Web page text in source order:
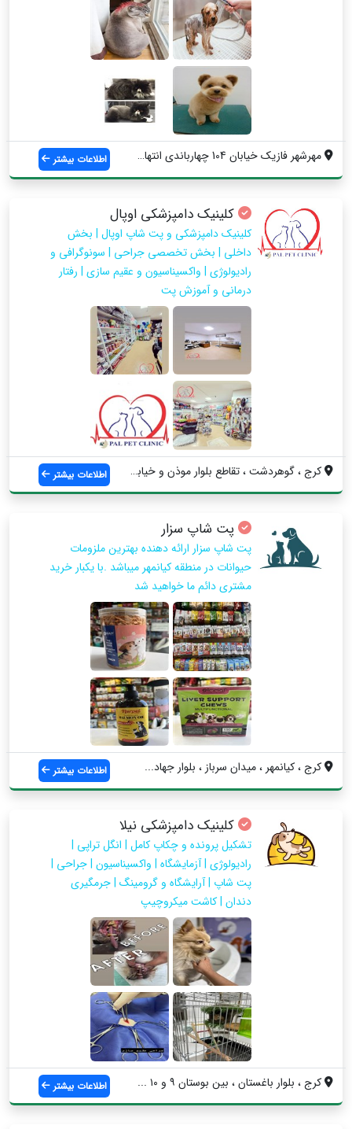
مهرشهر فازیک خیابان 104 چهارباندی انتهای... اطلاعات بیشتر
كلينيك دامپزشكي اوپال
كلينيك دامپزشكی و پت شاپ اوپال | بخش
داخلی | بخش تخصصی جراحی | سونوگرافی و
رادیولوژی | واكسيناسيون و عقیم سازی | رفتار
درمانی و آموزش پت
کرج ، گوهردشت ، تقاطع بلوار موذن و خيابا... اطلاعات بیشتر
پت شاپ سزار
پت شاپ سزار ارائه دهنده بهترین ملزومات
حیوانات در منطقه کیانمهر میباشد .با یکبار خرید
مشتری دائم ما خواهید شد
کرج ، کیانمهر ، میدان سرباز ، بلوار جهاد... اطلاعات بیشتر
کلینیک دامپزشکی نیلا
تشکیل پرونده و چکاپ کامل | انگل تراپی |
رادیولوژی | آزمایشگاه | واکسیناسیون | جراحی |
پت شاپ | آرایشگاه و گرومینگ | جرمگیری
دندان | کاشت میکروچیپ
کرج ، بلوار باغستان ، بین بوستان ۹ و ۱۰ ... اطلاعات بیشتر